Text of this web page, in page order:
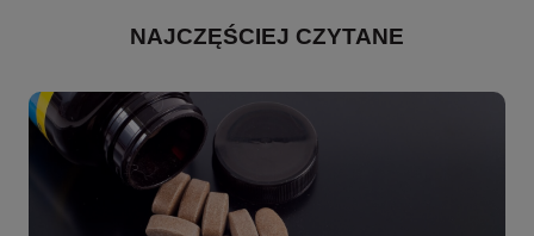
NAJCZĘŚCIEJ CZYTANE